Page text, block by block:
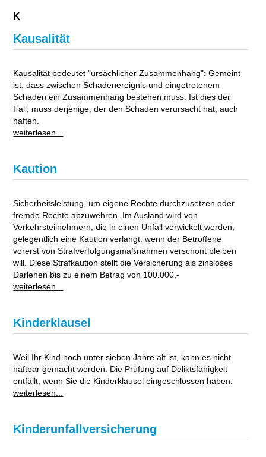
K
Kausalität
Kausalität bedeutet "ursächlicher Zusammenhang": Gemeint
ist, dass zwischen Schadenereignis und eingetretenem
Schaden ein Zusammenhang bestehen muss. Ist dies der
Fall, muss derjenige, der den Schaden verursacht hat, auch
haften.
weiterlesen...
Kaution
Sicherheitsleistung, um eigene Rechte durchzusetzen oder
fremde Rechte abzuwehren. Im Ausland wird von
Verkehrsteilnehmern, die in einen Unfall verwickelt werden,
gelegentlich eine Kaution verlangt, wenn der Betroffene
vorerst von Strafverfolgungsmaßnahmen verschont bleiben
will. Diese Strafkaution stellt die Versicherung als zinsloses
Darlehen bis zu einem Betrag von 100.000,-
weiterlesen...
Kinderklausel
Weil Ihr Kind noch unter sieben Jahre alt ist, kann es nicht
haftbar gemacht werden. Die Prüfung auf Deliktsfähigkeit
entfällt, wenn Sie die Kinderklausel eingeschlossen haben.
weiterlesen...
Kinderunfallversicherung